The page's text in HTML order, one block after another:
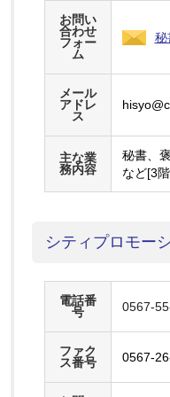
お問い
合わせ
フォー
ム
秘
メール
アドレ
ス
主な業
務内容
秘書、
など[3
シティプロモー
電話番
号
0567-
ファク
ス番号
0567-